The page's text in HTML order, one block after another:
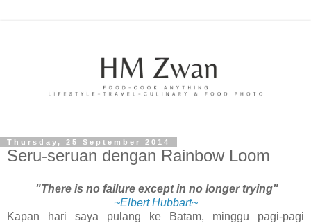
Thursday, 25 September 2014
Seru-seruan dengan Rainbow Loom
"There is no failure except in no longer trying"
~Elbert Hubbart~
Kapan hari saya pulang ke Batam, minggu pagi-pagi